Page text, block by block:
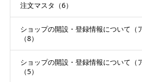
注文マスタ（6）
ショップの開設・登録情報について（
（8）
ショップの開設・登録情報について（
（5）